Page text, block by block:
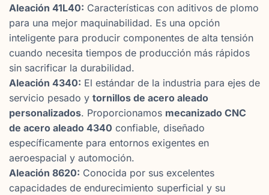
Aleación 41L40: Características con aditivos de plomo
para una mejor maquinabilidad. Es una opción
inteligente para producir componentes de alta tensión
cuando necesita tiempos de producción más rápidos
sin sacrificar la durabilidad.
Aleación 4340: El estándar de la industria para ejes de
servicio pesado y tornillos de acero aleado
personalizados. Proporcionamos mecanizado CNC
de acero aleado 4340 confiable, diseñado
específicamente para entornos exigentes en
aeroespacial y automoción.
Aleación 8620: Conocida por sus excelentes
capacidades de endurecimiento superficial y su